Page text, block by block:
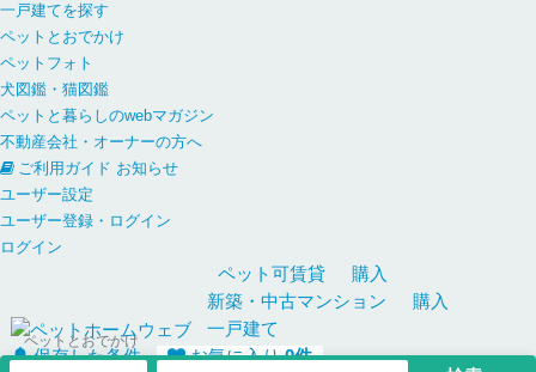
一戸建てを探す
ペットとおでかけ
ペットフォト
犬図鑑・猫図鑑
ペットと暮らしのwebマガジン
不動産会社・オーナーの方へ
ご利用ガイド お知らせ
ユーザー設定
ユーザー登録・ログイン
ログイン
ペット可賃貸
購入
新築・中古マンション
購入
一戸建て
保存した条件
お気に入り0件
ペットとおでかけ